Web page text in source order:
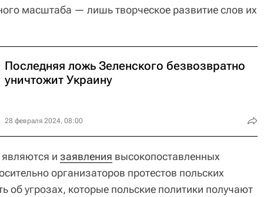
масштаба — лишь творческое развитие слов их
Последняя ложь Зеленского безвозвратно
уничтожит Украину
28 февраля 2024, 08:00
и заявления высокопоставленных
организаторов протестов польских
об угрозах, которые польские политики получают